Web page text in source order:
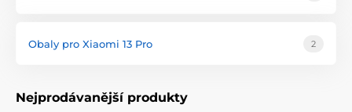
Obaly pro Xiaomi 13 Pro 2
Nejprodávanější produkty